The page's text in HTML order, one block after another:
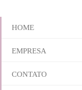
HOME
EMPRESA
CONTATO
927-6090A